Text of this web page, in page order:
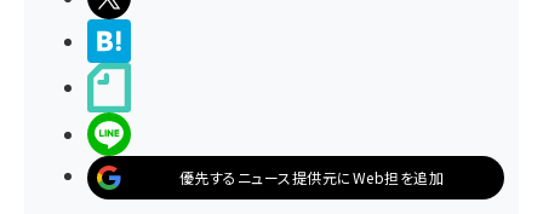
優先するニュース提供元にWeb担を追加